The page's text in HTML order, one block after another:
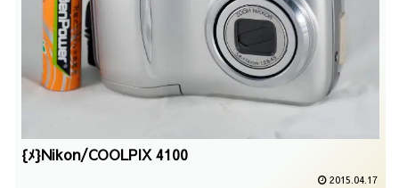
{ﾒ}Nikon/COOLPIX 4100
2015.04.17